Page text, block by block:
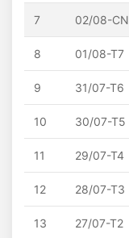
7 02/08-CN
8 01/08-T7
9 31/07-T6
10 30/07-T5
11 29/07-T4
12 28/07-T3
13 27/07-T2